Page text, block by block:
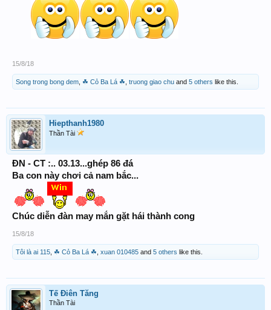
15/8/18
Song trong bong dem ☘ Cỏ Ba Lá ☘ truong giao chu and 5 others like this.
Hiepthanh1980
Thần Tài
ĐN - CT :.. 03.13...ghép 86 đá
Ba con này chơi cả nam bắc...
Chúc diễn đàn may mắn gặt hái thành cong
15/8/18
Tôi là ai 115 ☘ Cỏ Ba Lá ☘ xuan 010485 and 5 others like this.
Tế Điên Tăng
Thần Tài